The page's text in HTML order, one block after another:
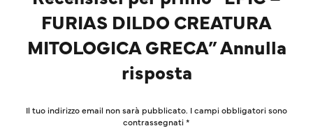
FURIAS DILDO CREATURA
MITOLOGICA GRECA” Annulla
risposta
Il tuo indirizzo email non sarà pubblicato. I campi obbligatori sono
contrassegnati*